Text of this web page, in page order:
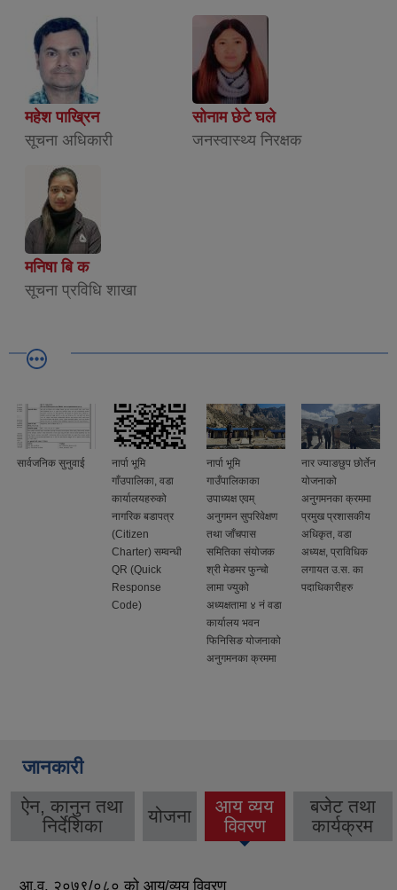
महेश पाख्रिन
सूचना अधिकारी
सोनाम छेटे घले
जनस्वास्थ्य निरक्षक
मनिषा बि क
सूचना प्रविधि शाखा
सार्वजनिक सुनुवाई
नार्पा भूमि
गाँउपालिका, वडा
कार्यालयहरुको
नागरिक बडापत्र
(Citizen
Charter) सम्वन्धी
QR (Quick
Response
Code)
नार्पा भूमि
गाउँपालिकाका
उपाध्यक्ष एवम्
अनुगमन सुपरिवेक्षण
तथा जाँचपास
समितिका संयोजक
श्री मेङमर फुन्चो
लामा ज्युको
अध्यक्षतामा ४ नं वडा
कार्यालय भवन
फिनिसिङ योजनाको
अनुगमनका क्रममा
नार ज्याङछुप छोर्तेन
योजनाको
अनुगमनका क्रममा
प्रमुख प्रशासकीय
अधिकृत, वडा
अध्यक्ष, प्राविधिक
लगायत उ.स. का
पदाधिकारीहरु
जानकारी
ऐन, कानुन तथा
निर्देशिका
योजना
आय व्यय
विवरण
(active
tab)
बजेट तथा
कार्यक्रम
आ.व. २०७९/०८० को आय/व्यय विवरण